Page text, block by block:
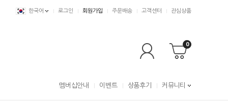
한국어 로그인 회원가입 주문배송 고객센터 관심상품
0
멤버십안내 이벤트 상품후기 커뮤니티